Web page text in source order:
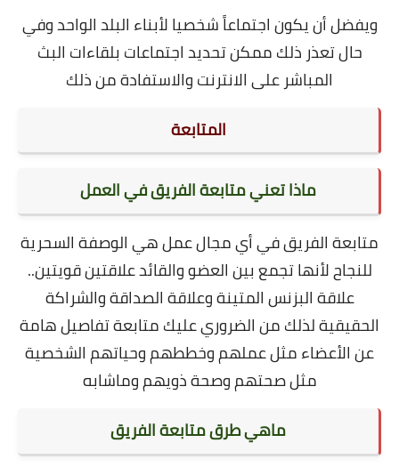
ويفضل أن يكون اجتماعاً شخصيا لأبناء البلد الواحد وفي
حال تعذر ذلك ممكن تحديد اجتماعات بلقاءات البث
المباشر على الانترنت والاستفادة من ذلك
المتابعة
ماذا تعني متابعة الفريق في العمل
متابعة الفريق في أي مجال عمل هي الوصفة السحرية
للنجاح لأنها تجمع بين العضو والقائد علاقتين قويتين..
علاقة البزنس المتينة وعلاقة الصداقة والشراكة
الحقيقية لذلك من الضروري عليك متابعة تفاصيل هامة
عن الأعضاء مثل عملهم وخططهم وحياتهم الشخصية
مثل صحتهم وصحة ذويهم وماشابه
ماهي طرق متابعة الفريق